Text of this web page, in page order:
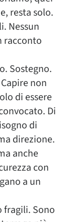
resta solo.
Nessun
racconto
Sostegno.
non
di essere
Di
di
direzione.
anche
con
a un
fragili. Sono